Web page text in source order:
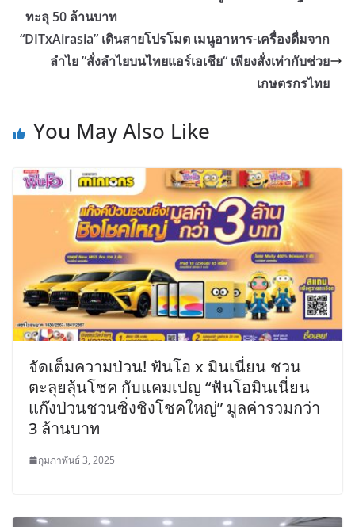
ทะลุ 50 ล้านบาท
“DITxAirasia” เดินสายโปรโมต เมนูอาหาร-เครื่องดื่มจาก
ลำไย ”สั่งลำไยบนไทยแอร์เอเชีย“ เพียงสั่งเท่ากับช่วย
เกษตรกรไทย
You May Also Like
จัดเต็มความป่วน! ฟันโอ x มินเนี่ยน ชวน
ตะลุยลุ้นโชค กับแคมเปญ “ฟันโอมินเนี่ยน
แก๊งป่วนชวนซิ่งชิงโชคใหญ่” มูลค่ารวมกว่า
3 ล้านบาท
กุมภาพันธ์ 3, 2025